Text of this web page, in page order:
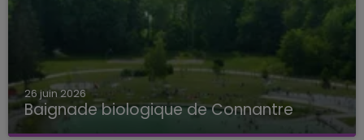
26 juin 2026
Baignade biologique de Connantre
Baignade biologique de Connantre